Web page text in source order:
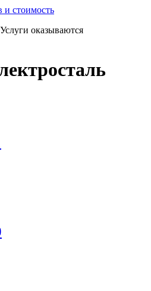
стоимость
оказываются